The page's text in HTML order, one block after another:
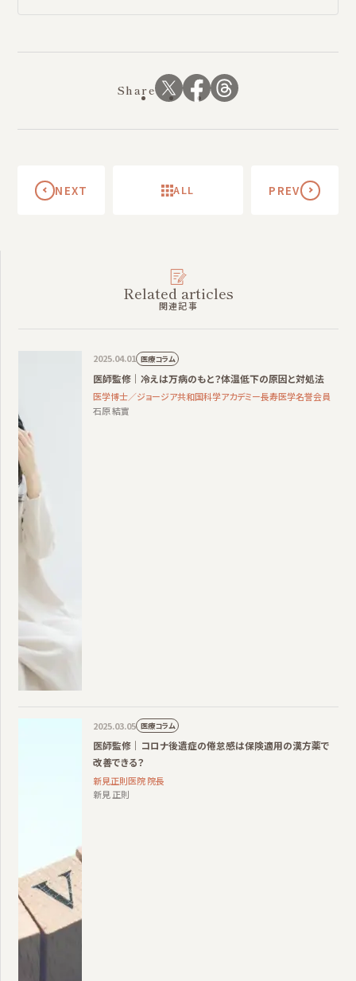
Share
NEXT ALL PREV
Related articles
関連記事
2025.04.01 医療コラム
医師監修｜冷えは万病のもと？体温低下の原因と対処法
医学博士／ジョージア共和国科学アカデミー長寿医学名誉会員
石原 結實
2025.03.05 医療コラム
医師監修｜コロナ後遺症の倦怠感は保険適用の漢方薬で
改善できる？
新見正則医院 院長
新見 正則